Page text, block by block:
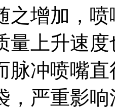
之增加，
量上升速
脉冲喷嘴
，严重影